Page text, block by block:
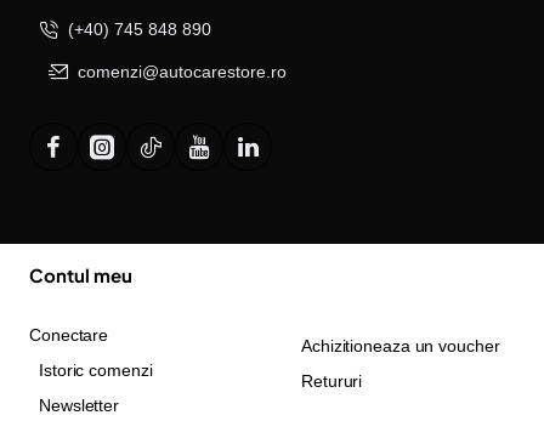
(+40) 745 848 890
comenzi@autocarestore.ro
Contul meu
Conectare
Istoric comenzi
Newsletter
Achizitioneaza un voucher
Retururi